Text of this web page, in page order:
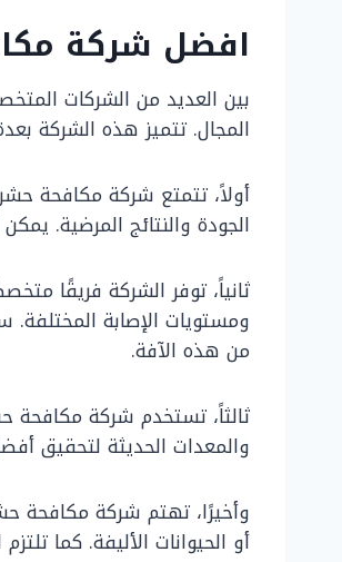
افضل شركة
بين العديد من الشركات
المجال. تتميز هذه الشركة
أولاً، تتمتع شركة مكافحة
الجودة والنتائج المرضية.
ثانياً، توفر الشركة فريقًا
ومستويات الإصابة المختلفة.
من هذه الآفة.
ثالثاً، تستخدم شركة مكافحة
والمعدات الحديثة لتحقيق
وأخيرًا، تهتم شركة مكافحة
أو الحيوانات الأليفة. كما